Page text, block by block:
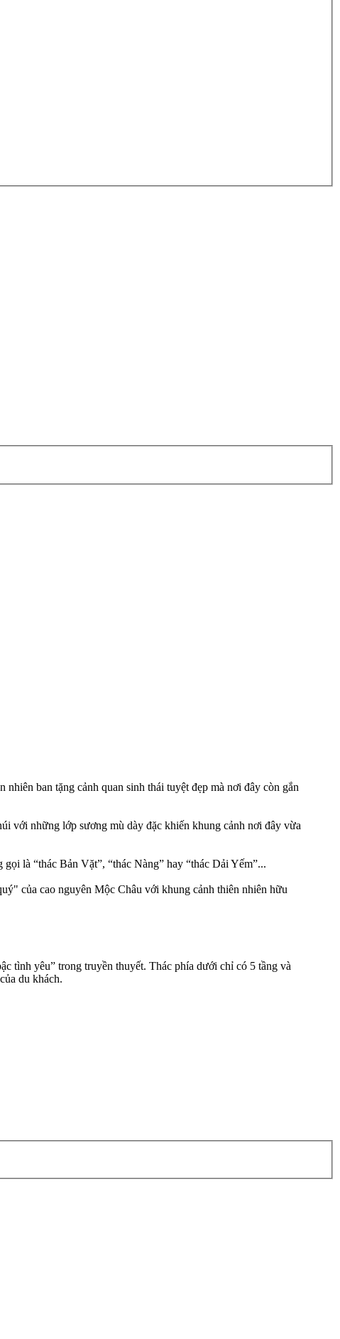
ban tặng cảnh quan sinh thái tuyệt đẹp mà nơi đây còn gắn
với những lớp sương mù dày đặc khiến khung cảnh nơi đây vừa
là “thác Bản Vặt”, “thác Nàng” hay “thác Dải Yếm”...
của cao nguyên Mộc Châu với khung cảnh thiên nhiên hữu
tình yêu” trong truyền thuyết. Thác phía dưới chỉ có 5 tầng và
du khách.